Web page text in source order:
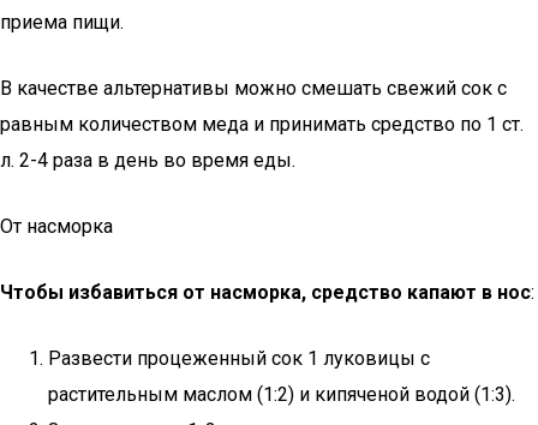
приема пищи.
В качестве альтернативы можно смешать свежий сок с
равным количеством меда и принимать средство по 1 ст.
л. 2-4 раза в день во время еды.
От насморка
Чтобы избавиться от насморка, средство капают в нос:
Развести процеженный сок 1 луковицы с
растительным маслом (1:2) и кипяченой водой (1:3).